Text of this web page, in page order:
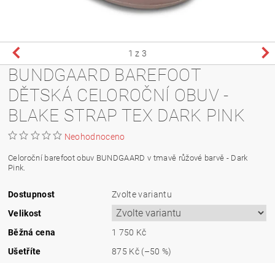
1 z 3
BUNDGAARD BAREFOOT
DĚTSKÁ CELOROČNÍ OBUV -
BLAKE STRAP TEX DARK PINK
Neohodnoceno
Celoroční barefoot obuv BUNDGAARD v tmavě růžové barvě - Dark
Pink.
Dostupnost
Zvolte variantu
Velikost
Běžná cena
1 750 Kč
Ušetříte
875 Kč (–50 %)